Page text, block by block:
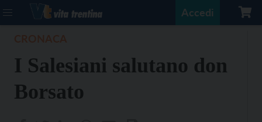
Accedi
I Salesiani salutano don
Borsato